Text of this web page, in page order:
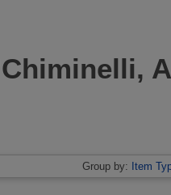
Chiminelli,
Group by: Item